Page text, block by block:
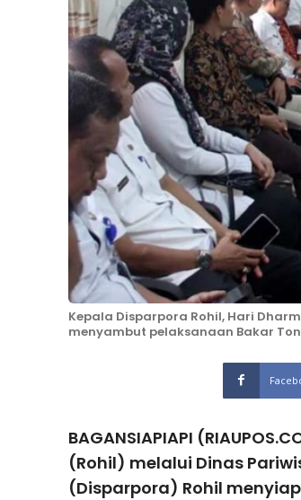
Kepala Disparpora Rohil, Hari
menyambut pelaksanaan Bakar
BAGANSIAPIAPI
(Rohil) melalui Dinas
(Disparpora) Rohil